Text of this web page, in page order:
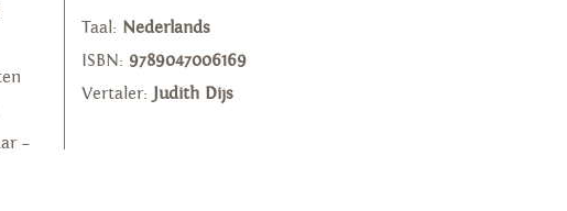
–
Taal: Nederlands
ISBN: 9789047006169
Vertaler: Judith Dijs